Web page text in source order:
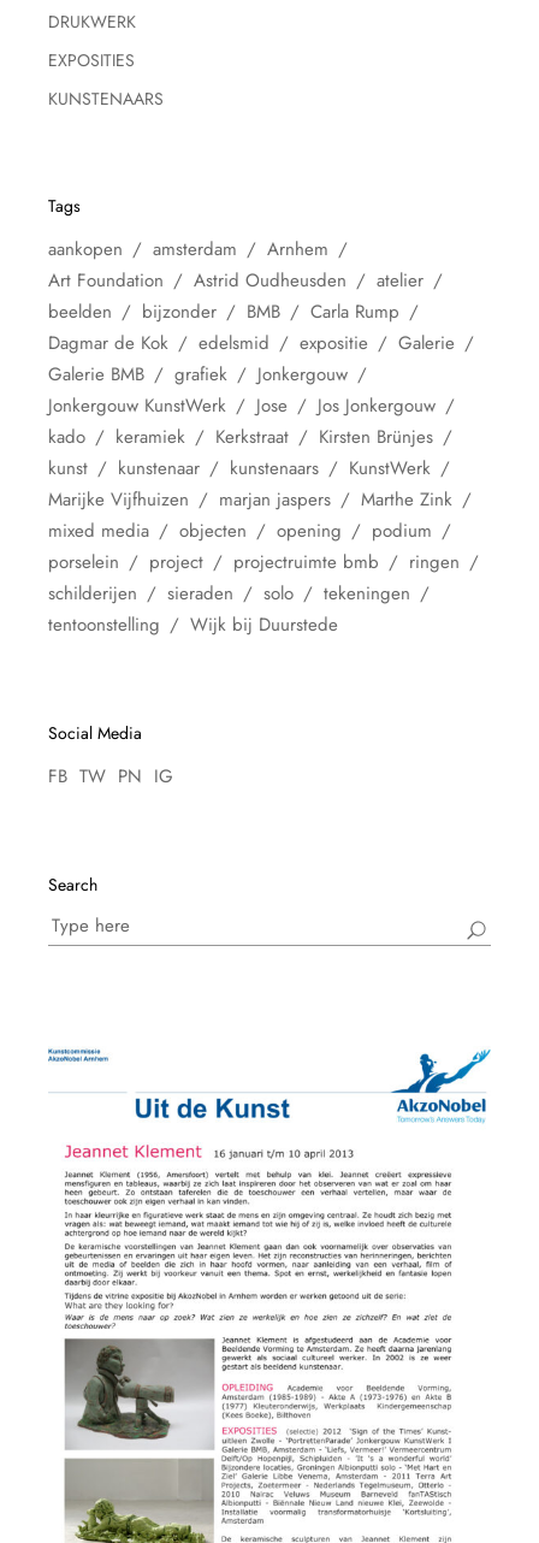
DRUKWERK
EXPOSITIES
KUNSTENAARS
Tags
aankopen amsterdam
Arnhem
Art Foundation
Astrid Oudheusden
atelier
beelden
bijzonder BMB
Carla Rump
Dagmar de Kok
edelsmid expositie
Galerie
Galerie BMB
grafiek
Jonkergouw
Jonkergouw KunstWerk
Jose
Jos Jonkergouw
kado
keramiek Kerkstraat
Kirsten Brünjes
kunst
kunstenaar kunstenaars
KunstWerk
Marijke Vijfhuizen
marjan jaspers
Marthe Zink
mixed media
objecten opening
podium
porselein
project projectruimte bmb
ringen
schilderijen
sieraden solo
tekeningen
tentoonstelling
Wijk bij Duurstede
Social Media
FB TW PN IG
Search
Search
for: